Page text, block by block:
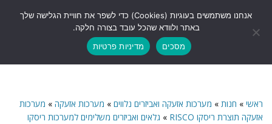
תפריט
ראשי » חנות » מערכות אזעקה ואביזרים נלווים » מערכות אזעקה » מערכות
אזעקה תוצרת ריסקו RISCO
» גלאים ואביזרים משלימים למערכות ריסקו
אנחנו משתמשים בעוגיות (Cookies) כדי לשפר את חוויית הגלישה שלך
באתר ולוודא שהכל עובד בצורה חלקה.
מסכים
מדיניות פרטיות